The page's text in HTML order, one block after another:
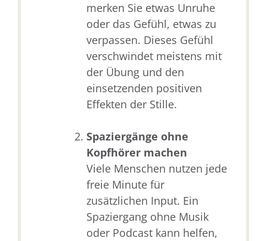
merken Sie etwas Unruhe
oder das Gefühl, etwas zu
verpassen. Dieses Gefühl
verschwindet meistens mit
der Übung und den
einsetzenden positiven
Effekten der Stille.
Spaziergänge ohne
Kopfhörer machen
Viele Menschen nutzen jede
freie Minute für
zusätzlichen Input. Ein
Spaziergang ohne Musik
oder Podcast kann helfen,